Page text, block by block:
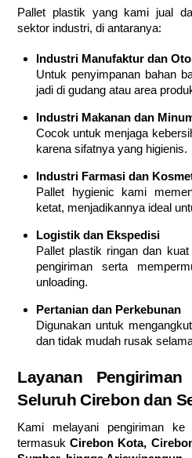
Pallet plastik yang kami jual
sektor industri, di antaranya:
Industri Manufaktur dan
Untuk penyimpanan bahan
jadi di gudang atau area
Industri Makanan dan
Cocok untuk menjaga
karena sifatnya yang higienis.
Industri Farmasi dan
Pallet hygienic kami
ketat, menjadikannya ideal
Logistik dan Ekspedisi
Pallet plastik ringan dan
pengiriman serta
unloading.
Pertanian dan Perkebunan
Digunakan untuk
dan tidak mudah rusak
Layanan
Seluruh Cirebon dan
Kami melayani pengiriman ke
termasukCirebon Kota,